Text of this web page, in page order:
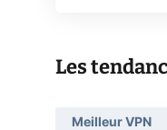
Les
Meilleur VPN